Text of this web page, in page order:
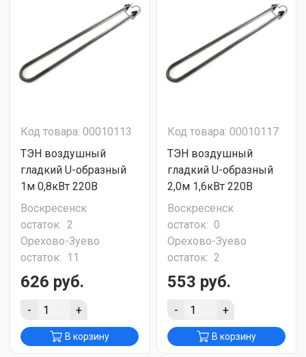
Код товара: 00010113
ТЭН воздушный
гладкий U-образный
1м 0,8кВт 220В
Воскресенск
остаток: 2
Орехово-Зуево
остаток: 11
626 руб.
- +
В корзину
Код товара: 00010117
ТЭН воздушный
гладкий U-образный
2,0м 1,6кВт 220В
Воскресенск
остаток: 0
Орехово-Зуево
остаток: 2
553 руб.
- +
В корзину